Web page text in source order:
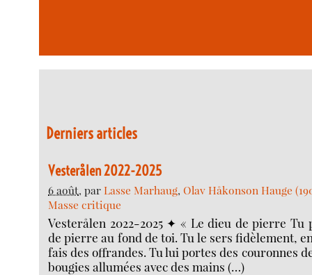
Derniers articles
Vesterålen 2022-2025
6 août, parLasse Marhaug,Olav Håkonson Hauge
Masse critique
Vesterålen 2022-2025 ✦ « Le dieu de pierre Tu
de pierre au fond de toi. Tu le sers fidèlement,
fais des offrandes. Tu lui portes des couronnes
bougies allumées avec des mains (…)